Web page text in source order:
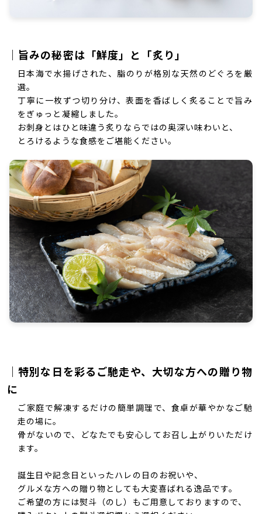
｜旨みの秘密は「鮮度」と「炙り」
日本海で水揚げされた、脂のりが格別な天然のどぐろを厳
選。
丁寧に一枚ずつ切り分け、表面を香ばしく炙ることで旨み
をぎゅっと凝縮しました。
お刺身とはひと味違う炙りならではの奥深い味わいと、
とろけるような食感をご堪能ください。
｜特別な日を彩るご馳走や、大切な方への贈り物
に
ご家庭で解凍するだけの簡単調理で、食卓が華やかなご馳
走の場に。
骨がないので、どなたでも安心してお召し上がりいただけ
ます。
誕生日や記念日といったハレの日のお祝いや、
グルメな方への贈り物としても大変喜ばれる逸品です。
ご希望の方には熨斗（のし）もご用意しておりますので、